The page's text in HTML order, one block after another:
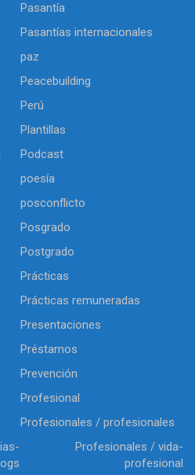
Pasantía
Pasantías internacionales
paz
Peacebuilding
Perú
Plantillas
Podcast
poesía
posconflicto
Posgrado
Postgrado
Prácticas
Prácticas remuneradas
Presentaciones
Préstamos
Prevención
Profesional
Profesionales / profesionales
Profesionales / vida-
profesional